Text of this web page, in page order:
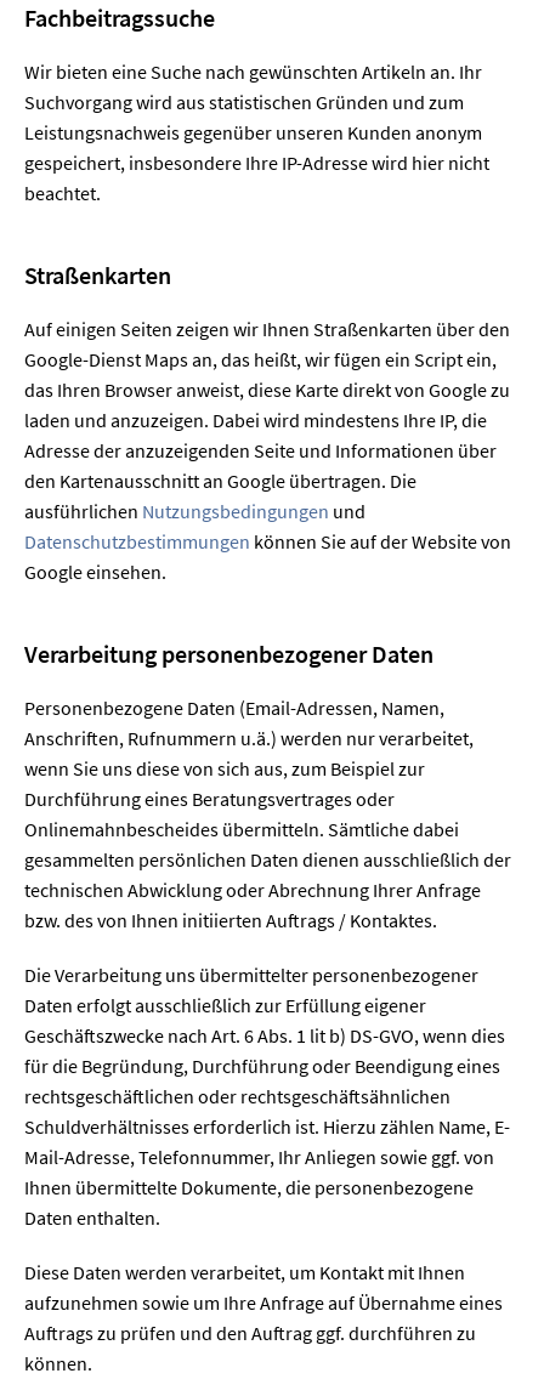
Fachbeitragssuche
Wir bieten eine Suche nach gewünschten Artikeln an. Ihr
Suchvorgang wird aus statistischen Gründen und zum
Leistungsnachweis gegenüber unseren Kunden anonym
gespeichert, insbesondere Ihre IP-Adresse wird hier nicht
beachtet.
Straßenkarten
Auf einigen Seiten zeigen wir Ihnen Straßenkarten über den
Google-Dienst Maps an, das heißt, wir fügen ein Script ein,
das Ihren Browser anweist, diese Karte direkt von Google zu
laden und anzuzeigen. Dabei wird mindestens Ihre IP, die
Adresse der anzuzeigenden Seite und Informationen über
den Kartenausschnitt an Google übertragen. Die
ausführlichen Nutzungsbedingungen und
Datenschutzbestimmungen können Sie auf der Website von
Google einsehen.
Verarbeitung personenbezogener Daten
Personenbezogene Daten (Email-Adressen, Namen,
Anschriften, Rufnummern u.ä.) werden nur verarbeitet,
wenn Sie uns diese von sich aus, zum Beispiel zur
Durchführung eines Beratungsvertrages oder
Onlinemahnbescheides übermitteln. Sämtliche dabei
gesammelten persönlichen Daten dienen ausschließlich der
technischen Abwicklung oder Abrechnung Ihrer Anfrage
bzw. des von Ihnen initiierten Auftrags / Kontaktes.
Die Verarbeitung uns übermittelter personenbezogener
Daten erfolgt ausschließlich zur Erfüllung eigener
Geschäftszwecke nach Art. 6 Abs. 1 lit b) DS-GVO, wenn dies
für die Begründung, Durchführung oder Beendigung eines
rechtsgeschäftlichen oder rechtsgeschäftsähnlichen
Schuldverhältnisses erforderlich ist. Hierzu zählen Name, E-
Mail-Adresse, Telefonnummer, Ihr Anliegen sowie ggf. von
Ihnen übermittelte Dokumente, die personenbezogene
Daten enthalten.
Diese Daten werden verarbeitet, um Kontakt mit Ihnen
aufzunehmen sowie um Ihre Anfrage auf Übernahme eines
Auftrags zu prüfen und den Auftrag ggf. durchführen zu
können.